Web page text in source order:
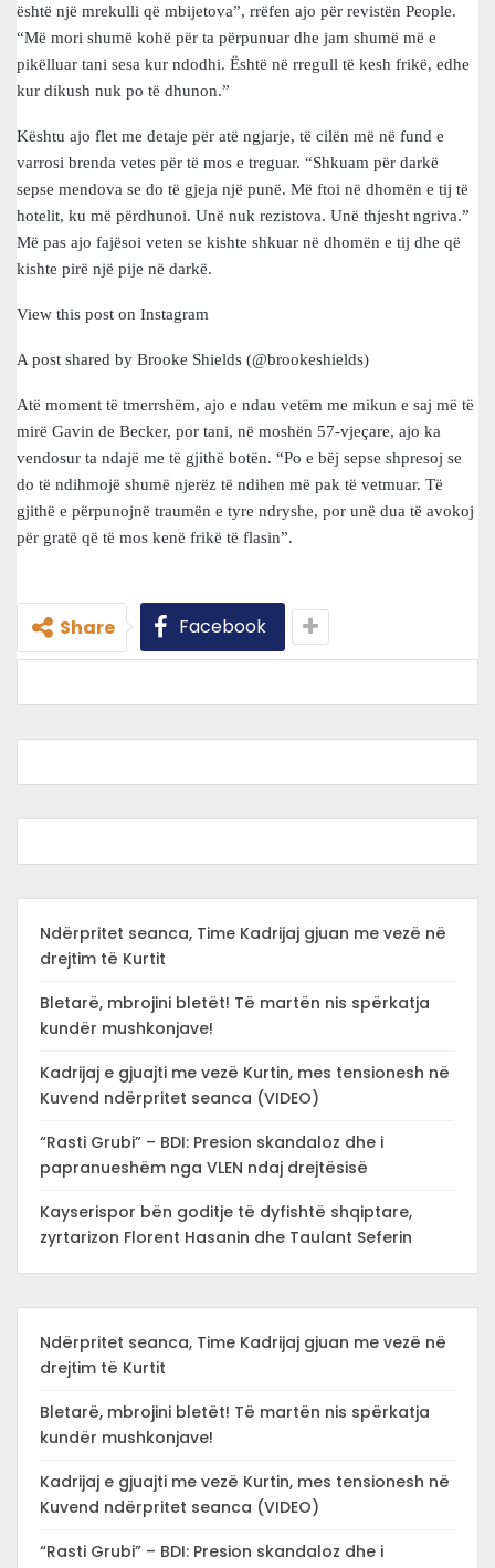
është një mrekulli që mbijetova”, rrëfen ajo për revistën People.
“Më mori shumë kohë për ta përpunuar dhe jam shumë më e
pikëlluar tani sesa kur ndodhi. Është në rregull të kesh frikë, edhe
kur dikush nuk po të dhunon.”
Kështu ajo flet me detaje për atë ngjarje, të cilën më në fund e
varrosi brenda vetes për të mos e treguar. “Shkuam për darkë
sepse mendova se do të gjeja një punë. Më ftoi në dhomën e tij të
hotelit, ku më përdhunoi. Unë nuk rezistova. Unë thjesht ngriva.”
Më pas ajo fajësoi veten se kishte shkuar në dhomën e tij dhe që
kishte pirë një pije në darkë.
View this post on Instagram
A post shared by Brooke Shields (@brookeshields)
Atë moment të tmerrshëm, ajo e ndau vetëm me mikun e saj më të
mirë Gavin de Becker, por tani, në moshën 57-vjeçare, ajo ka
vendosur ta ndajë me të gjithë botën. “Po e bëj sepse shpresoj se
do të ndihmojë shumë njerëz të ndihen më pak të vetmuar. Të
gjithë e përpunojnë traumën e tyre ndryshe, por unë dua të avokoj
për gratë që të mos kenë frikë të flasin”.
Share Facebook
Ndërpritet seanca, Time Kadrijaj gjuan me vezë në
drejtim të Kurtit
Bletarë, mbrojini bletët! Të martën nis spërkatja
kundër mushkonjave!
Kadrijaj e gjuajti me vezë Kurtin, mes tensionesh në
Kuvend ndërpritet seanca (VIDEO)
“Rasti Grubi” – BDI: Presion skandaloz dhe i
papranueshëm nga VLEN ndaj drejtësisë
Kayserispor bën goditje të dyfishtë shqiptare,
zyrtarizon Florent Hasanin dhe Taulant Seferin
Ndërpritet seanca, Time Kadrijaj gjuan me vezë në
drejtim të Kurtit
Bletarë, mbrojini bletët! Të martën nis spërkatja
kundër mushkonjave!
Kadrijaj e gjuajti me vezë Kurtin, mes tensionesh në
Kuvend ndërpritet seanca (VIDEO)
“Rasti Grubi” – BDI: Presion skandaloz dhe i